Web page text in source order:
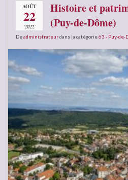
AOÛT
22
2022
Histoire et
(Puy-de-Dôme)
Deadministrateurdans la catégorie63 - Puy-de-